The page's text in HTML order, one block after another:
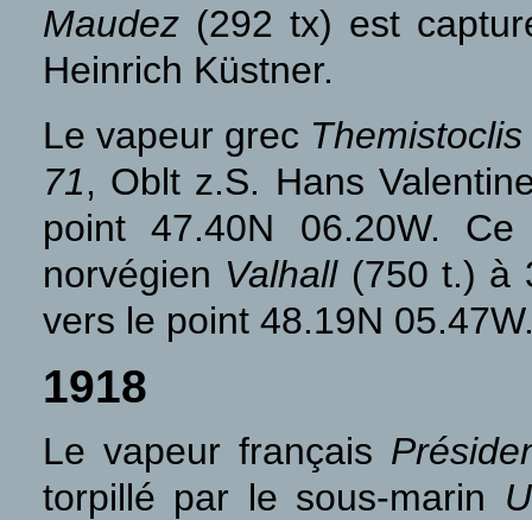
Maudez (292 tx) est
Heinrich Küstner.
Le vapeur grec Themistoclis
71, Oblt z.S. Hans
point 47.40N 06.20W.
norvégien Valhall(750 t.) à
vers le point 48.19N
1918
Le vapeur français
torpillé par le sous-marin